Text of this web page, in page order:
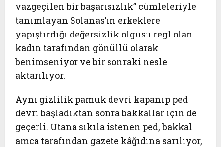
vazgeçilen bir başarısızlık” cümleleriyle
tanımlayan Solanas’ın erkeklere
yapıştırdığı değersizlik olgusu regl olan
kadın tarafından gönüllü olarak
benimseniyor ve bir sonraki nesle
aktarılıyor.
Aynı gizlilik pamuk devri kapanıp ped
devri başladıktan sonra bakkallar için de
geçerli. Utana sıkıla istenen ped, bakkal
amca tarafından gazete kâğıdına sarılıyor,